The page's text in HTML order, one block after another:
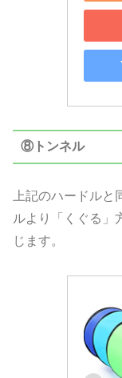
⑧トンネル
上記のハードル
ルより「くぐる」
じます。